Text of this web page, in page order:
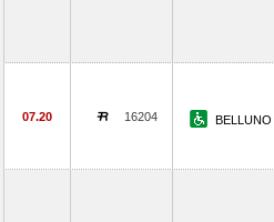
07.20 16204 BELLUNO